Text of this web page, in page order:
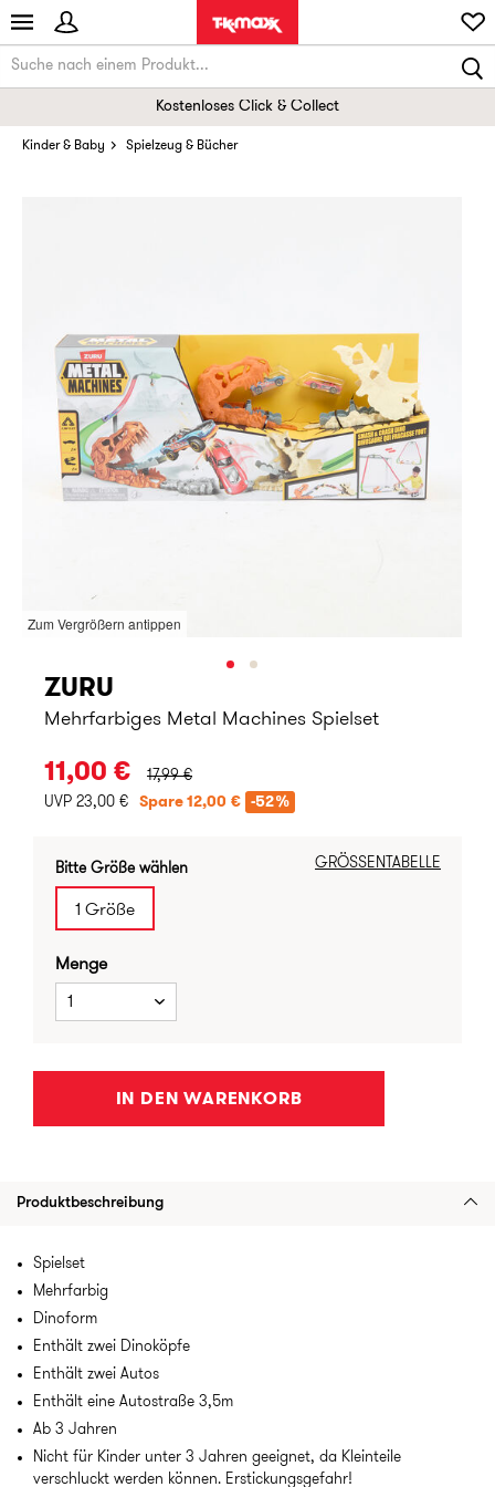
Kostenloses Click & Collect
Kinder & Baby Spielzeug & Bücher
Zum Vergrößern antippen
ZURU
Mehrfarbiges Metal Machines Spielset
11,00 € URSPRÜNGLICHER PREIS:
17,99 €
UVP 23,00 €
Spare 12,00 € -52%
GRÖSSENTABELLE
Bitte Größe wählen
1 Größe
Menge
1
IN DEN WARENKORB
Produktbeschreibung
Spielset
Mehrfarbig
Dinoform
Enthält zwei Dinoköpfe
Enthält zwei Autos
Enthält eine Autostraße 3,5m
Ab 3 Jahren
Nicht für Kinder unter 3 Jahren geeignet, da Kleinteile
verschluckt werden können. Erstickungsgefahr!